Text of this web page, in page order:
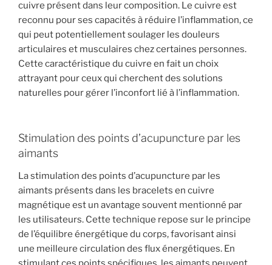
cuivre présent dans leur composition. Le cuivre est
reconnu pour ses capacités à réduire l’inflammation, ce
qui peut potentiellement soulager les douleurs
articulaires et musculaires chez certaines personnes.
Cette caractéristique du cuivre en fait un choix
attrayant pour ceux qui cherchent des solutions
naturelles pour gérer l’inconfort lié à l’inflammation.
Stimulation des points d’acupuncture par les
aimants
La stimulation des points d’acupuncture par les
aimants présents dans les bracelets en cuivre
magnétique est un avantage souvent mentionné par
les utilisateurs. Cette technique repose sur le principe
de l’équilibre énergétique du corps, favorisant ainsi
une meilleure circulation des flux énergétiques. En